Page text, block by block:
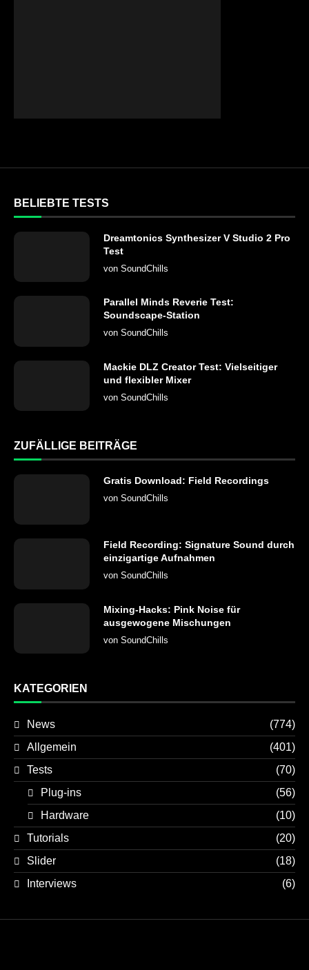
BELIEBTE TESTS
Dreamtonics Synthesizer V Studio 2 Pro
Test
von SoundChills
Parallel Minds Reverie Test:
Soundscape-Station
von SoundChills
Mackie DLZ Creator Test: Vielseitiger
und flexibler Mixer
von SoundChills
ZUFÄLLIGE BEITRÄGE
Gratis Download: Field Recordings
von SoundChills
Field Recording: Signature Sound durch
einzigartige Aufnahmen
von SoundChills
Mixing-Hacks: Pink Noise für
ausgewogene Mischungen
von SoundChills
KATEGORIEN
News
(774)
Allgemein
(401)
Tests
(70)
Plug-ins
(56)
Hardware
(10)
Tutorials
(20)
Slider
(18)
Interviews
(6)